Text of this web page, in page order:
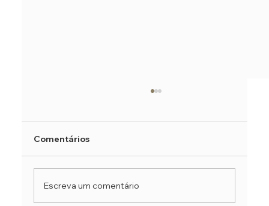
Comentários
Escreva um comentário